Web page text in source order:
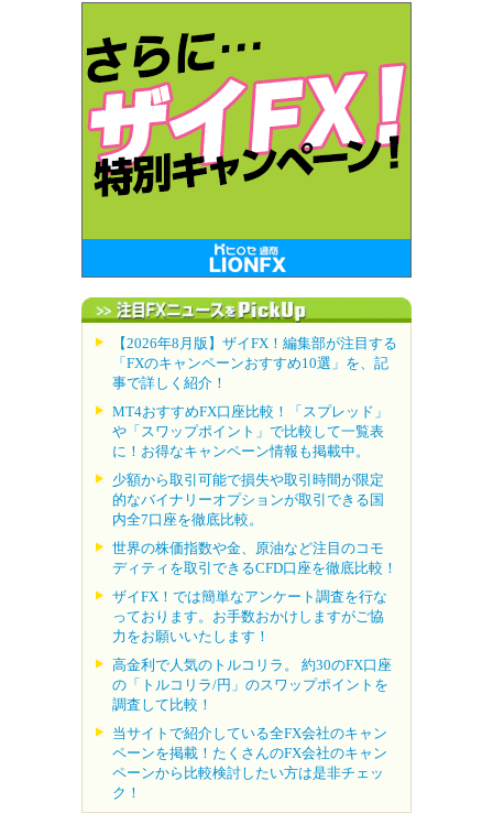
【2026年8月版】ザイFX！編集部が注目する
「FXのキャンペーンおすすめ10選」を、記
事で詳しく紹介！
MT4おすすめFX口座比較！「スプレッド」
や「スワップポイント」で比較して一覧表
に！お得なキャンペーン情報も掲載中。
少額から取引可能で損失や取引時間が限定
的なバイナリーオプションが取引できる国
内全7口座を徹底比較。
世界の株価指数や金、原油など注目のコモ
ディティを取引できるCFD口座を徹底比較！
ザイFX！では簡単なアンケート調査を行な
っております。お手数おかけしますがご協
力をお願いいたします！
高金利で人気のトルコリラ。 約30のFX口座
の「トルコリラ/円」のスワップポイントを
調査して比較！
当サイトで紹介している全FX会社のキャン
ペーンを掲載！たくさんのFX会社のキャン
ペーンから比較検討したい方は是非チェッ
ク！